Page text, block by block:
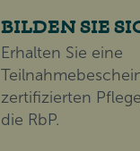
BILDEN SIE
Erhalten Sie eine
zertifizierten
die RbP.